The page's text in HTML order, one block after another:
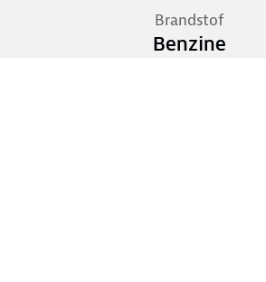
Brandstof
Benzine